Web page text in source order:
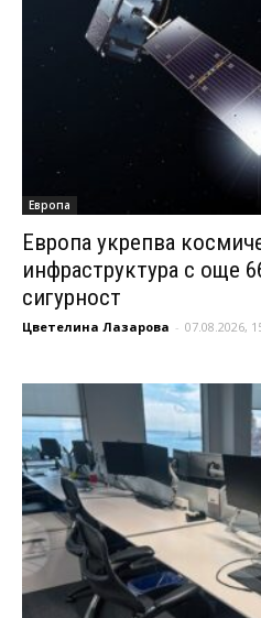
Европа
Европа укрепва
инфраструктура с още
сигурност
Цветелина Лазарова - 07.08.2026,